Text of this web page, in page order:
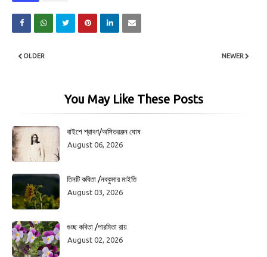
NEWER
OLDER
You May Like These Posts
বাইশে শ্রাবণ/অসিতরঞ্জন ঘোষ
August 06, 2026
তিনটি কবিতা /নবকুমার মাইতি
August 03, 2026
গুচ্ছ কবিতা /পারমিতা রায়
August 02, 2026